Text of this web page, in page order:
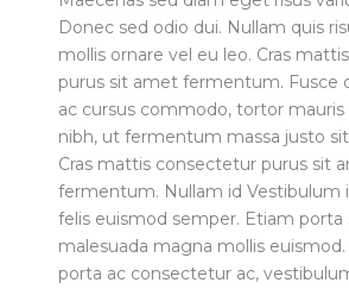
Donec sed odio dui. Nullam quis
mollis ornare vel eu leo. Cras
purus sit amet fermentum. Fusce
ac cursus commodo, tortor
nibh, ut fermentum massa justo
Cras mattis consectetur purus sit
fermentum. Nullam id Vestibulum
felis euismod semper. Etiam porta
malesuada magna mollis euismod.
porta ac consectetur ac,